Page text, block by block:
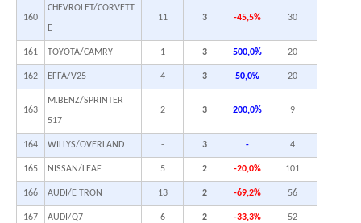
160
CHEVROLET/CORVETT
E
11 3 -45,5% 30
161 TOYOTA/CAMRY 1 3 500,0% 20
162 EFFA/V25 4 3 50,0% 20
163
M.BENZ/SPRINTER
517
2 3 200,0% 9
164 WILLYS/OVERLAND - 3 - 4
165 NISSAN/LEAF 5 2 -20,0% 101
166 AUDI/E TRON 13 2 -69,2% 56
167 AUDI/Q7 6 2 -33,3% 52